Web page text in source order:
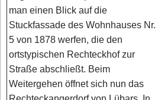
man einen Blick auf die
Stuckfassade des Wohnhauses Nr.
5 von 1878 werfen, die den
ortstypischen Rechteckhof zur
Straße abschließt. Beim
Weitergehen öffnet sich nun das